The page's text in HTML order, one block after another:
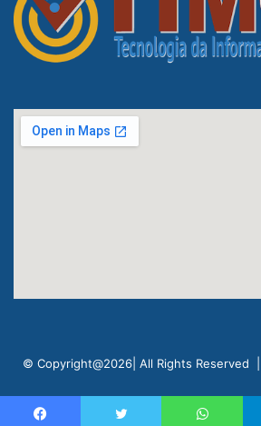
© Copyright@2026| All Rights Reserved |